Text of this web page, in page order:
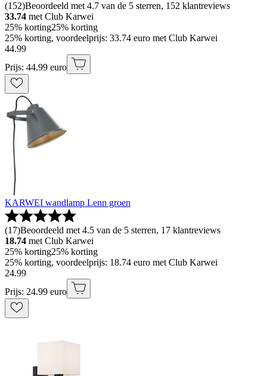
(152)Beoordeeld met 4.7 van de 5 sterren, 152 klantreviews
33.74 met Club Karwei
25% korting25% korting
25% korting, voordeelprijs: 33.74 euro met Club Karwei
44.99
Prijs: 44.99 euro
KARWEI wandlamp Lenn groen
(17)Beoordeeld met 4.5 van de 5 sterren, 17 klantreviews
18.74 met Club Karwei
25% korting25% korting
25% korting, voordeelprijs: 18.74 euro met Club Karwei
24.99
Prijs: 24.99 euro